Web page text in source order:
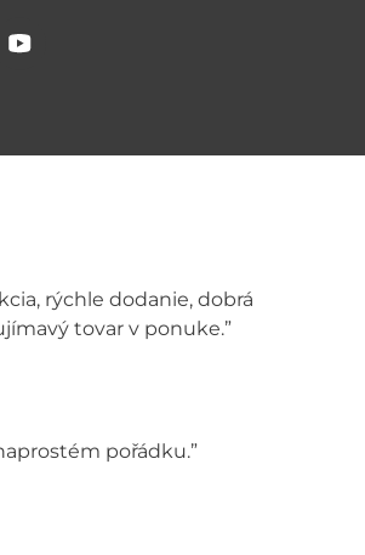
rýchle dodanie, dobrá
tovar v ponuke.”
pořádku.”